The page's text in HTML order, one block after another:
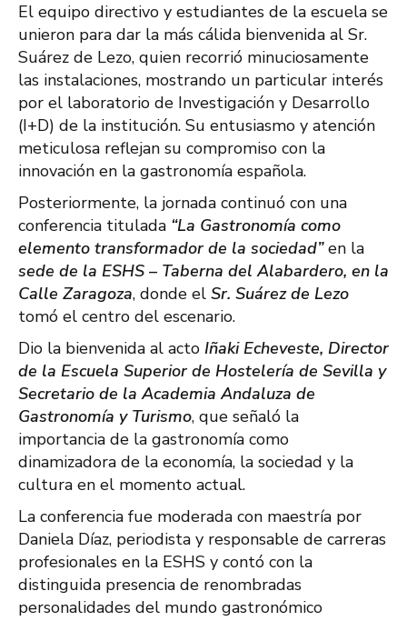
El equipo directivo y estudiantes de la escuela se
unieron para dar la más cálida bienvenida al Sr.
Suárez de Lezo, quien recorrió minuciosamente
las instalaciones, mostrando un particular interés
por el laboratorio de Investigación y Desarrollo
(I+D) de la institución. Su entusiasmo y atención
meticulosa reflejan su compromiso con la
innovación en la gastronomía española.
Posteriormente, la jornada continuó con una
conferencia titulada “La Gastronomía como
elemento transformador de la sociedad”en la
sede de la ESHS – Taberna del Alabardero, en la
Calle Zaragoza, donde el Sr. Suárez de Lezo
tomó el centro del escenario.
Dio la bienvenida al acto Iñaki Echeveste, Director
de la Escuela Superior de Hostelería de Sevilla y
Secretario de la Academia Andaluza de
Gastronomía y Turismo, que señaló la
importancia de la gastronomía como
dinamizadora de la economía, la sociedad y la
cultura en el momento actual.
La conferencia fue moderada con maestría por
Daniela Díaz, periodista y responsable de carreras
profesionales en la ESHS y contó con la
distinguida presencia de renombradas
personalidades del mundo gastronómico